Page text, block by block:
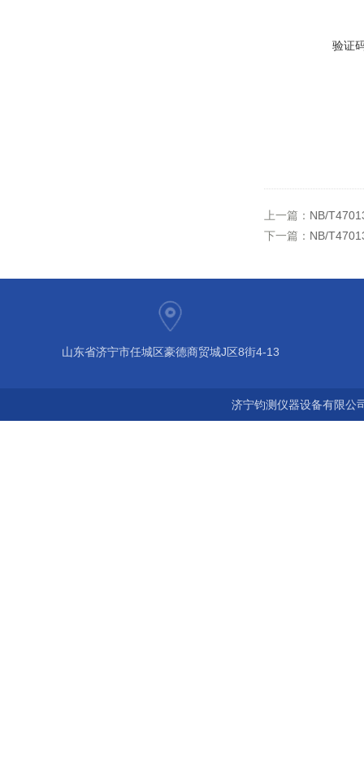
验证
上一篇： NB/
下一篇： NB/
山东省济宁市任城区豪德商贸城J区8街4-13
济宁钧测仪器设备有限